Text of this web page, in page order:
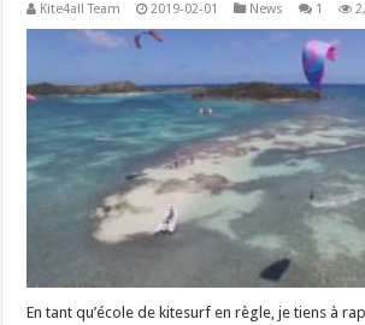
Kite4all Team 2019-02-01 News 1
En tant qu’école de kitesurf en règle, je tiens à